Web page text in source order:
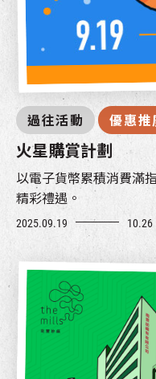
過往活動 優惠推
火星購賞計劃
以電子貨幣累積消費滿
精彩禮遇。
2025.09.19 10.26